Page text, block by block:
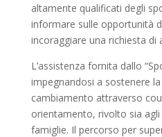
altamente qualificati degli
informare sulle opportunità
incoraggiare una richiesta di
L’assistenza fornita dallo
impegnandosi a sostenere
cambiamento attraverso
orientamento, rivolto sia
famiglie. Il percorso per